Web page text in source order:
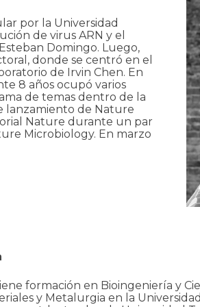
por la Universidad
de virus ARN y el
Domingo. Luego,
donde se centró en el
de Irvin Chen. En
8 años ocupó varios
de temas dentro de la
lanzamiento de Nature
Nature durante un par
Microbiology. En marzo
formación en Bioingeniería y
y Metalurgia en la